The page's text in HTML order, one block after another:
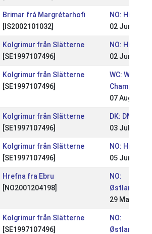
Brimar frá Margrétarhofi
[IS2002101032]
NO:
02 Jun 2013
Kolgrimur från Slätterne
[SE1997107496]
NO:
02 Jun 2013
Kolgrimur från Slätterne
[SE1997107496]
WC: World
07 Aug 2011
Kolgrimur från Slätterne
[SE1997107496]
DK: DM Rid
03 Jul 2011
Kolgrimur från Slätterne
[SE1997107496]
NO:
05 Jun 2011
Hrefna fra Ebru
[NO2001204198]
NO:
29 May 2011
Kolgrimur från Slätterne
[SE1997107496]
NO: